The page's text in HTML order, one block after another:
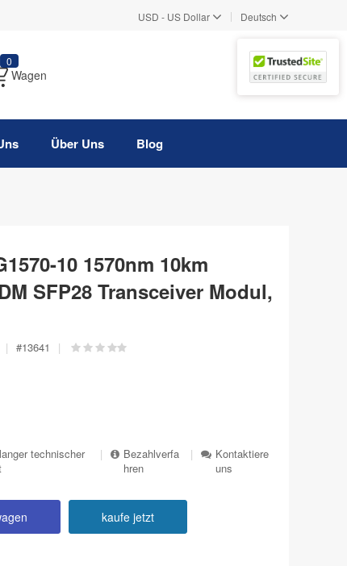
USD - US Dollar | Deutsch
0
Wagen
Über Uns Blog
10 1570nm 10km
SFP28 Transceiver Modul,
| #13641 |
technischer
|
Bezahlverfa
hren
|
Kontaktiere
uns
kaufe jetzt